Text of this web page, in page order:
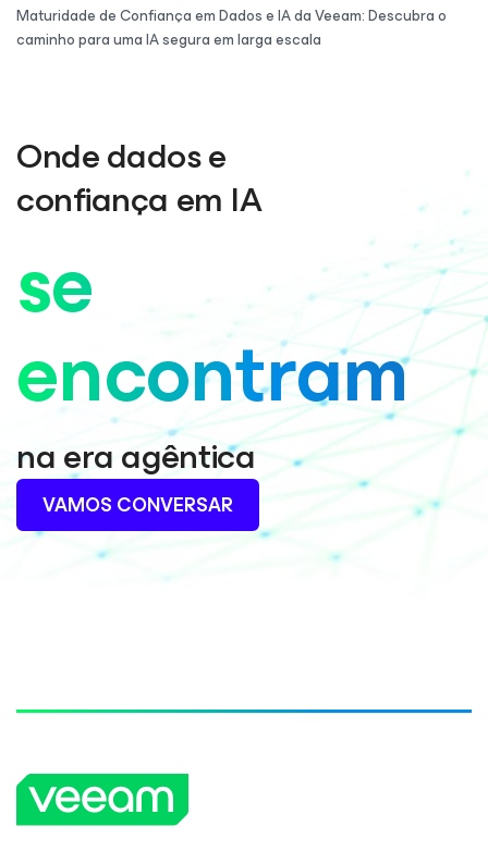
Maturidade de Confiança em Dados e IA da Veeam: Descubra o
caminho para uma IA segura em larga escala
Onde dados e
confiança em IA
se
encontram
na era agêntica
VAMOS CONVERSAR